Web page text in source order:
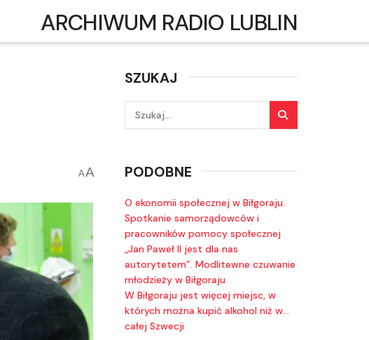
ARCHIWUM RADIO LUBLIN
AA
SZUKAJ
PODOBNE
O ekonomii społecznej w Biłgoraju.
Spotkanie samorządowców i
pracowników pomocy społecznej
„Jan Paweł II jest dla nas
autorytetem”. Modlitewne czuwanie
młodzieży w Biłgoraju
W Biłgoraju jest więcej miejsc, w
których można kupić alkohol niż w…
całej Szwecji